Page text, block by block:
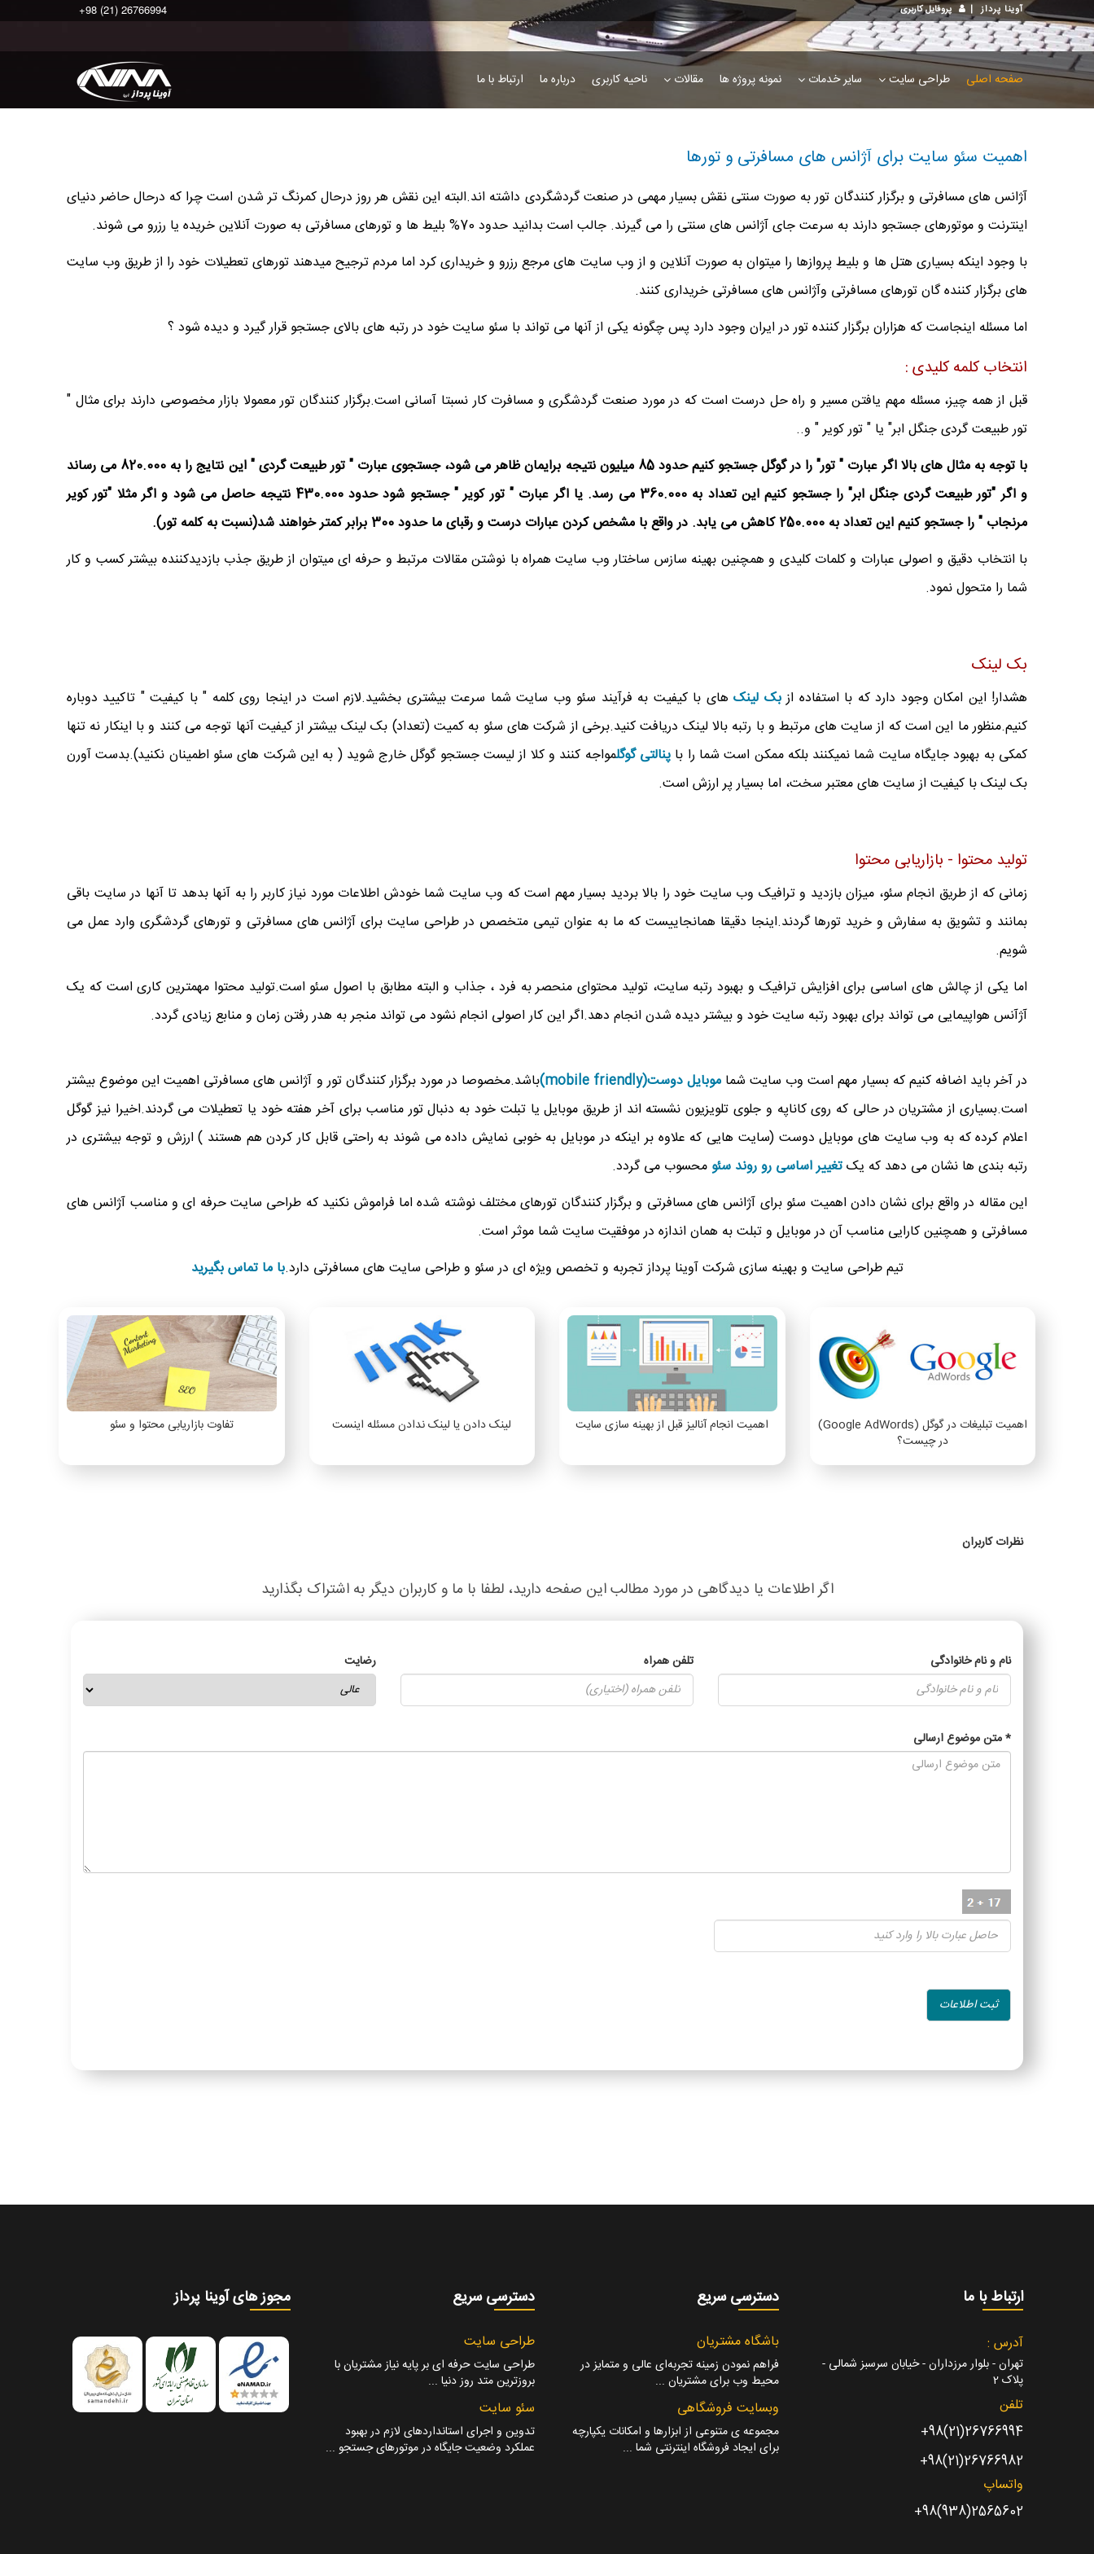
+98 (21) 26766994 آوینا پرداز | پروفایل کاربری
ارتباط با ما درباره ما ناحیه کاربری مقالات نمونه پروژه ها سایر خدمات طراحی سایت صفحه اصلی
اهمیت سئو سایت برای آژانس های مسافرتی و تورها
آژانس های مسافرتی و برگزار کنندگان تور به صورت سنتی نقش بسیار مهمی در صنعت گردشگردی داشته اند.البته این نقش هر روز درحال کمرنگ تر شدن است چرا که درحال حاضر دنیای
اینترنت و موتورهای جستجو دارند به سرعت جای آژانس های سنتی را می گیرند. جالب است بدانید حدود 70% بلیط ها و تورهای مسافرتی به صورت آنلاین خریده یا رزرو می شوند.
با وجود اینکه بسیاری هتل ها و بلیط پروازها را میتوان به صورت آنلاین و از وب سایت های مرجع رزرو و خریداری کرد اما مردم ترجیح میدهند تورهای تعطیلات خود را از طریق وب سایت
های برگزار کننده گان تورهای مسافرتی وآژانس های مسافرتی خریداری کنند.
اما مسئله اینجاست که هزاران برگزار کننده تور در ایران وجود دارد پس چگونه یکی از آنها می تواند با سئو سایت خود در رتبه های بالای جستجو قرار گیرد و دیده شود ؟
انتخاب کلمه کلیدی :
قبل از همه چیز، مسئله مهم یافتن مسیر و راه حل درست است که در مورد صنعت گردشگری و مسافرت کار نسبتا آسانی است.برگزار کنندگان تور معمولا بازار مخصوصی دارند برای مثال "
تور طبیعت گردی جنگل ابر" یا " تور کویر " و..
با توجه به مثال های بالا اگر عبارت " تور" را در گوگل جستجو کنیم حدود 85 میلیون نتیجه برایمان ظاهر می شود، جستجوی عبارت " تور طبیعت گردی " این نتایج را به 820.000 می رساند
و اگر "تور طبیعت گردی جنگل ابر" را جستجو کنیم این تعداد به 360.000 می رسد. یا اگر عبارت " تور کویر " جستجو شود حدود 430.000 نتیجه حاصل می شود و اگر مثلا "تور کویر
مرنجاب " را جستجو کنیم این تعداد به 250.000 کاهش می یابد. در واقع با مشخص کردن عبارات درست و رقبای ما حدود 300 برابر کمتر خواهند شد(نسبت به کلمه تور).
با انتخاب دقیق و اصولی عبارات و کلمات کلیدی و همچنین بهینه سازس ساختار وب سایت همراه با نوشتن مقالات مرتبط و حرفه ای میتوان از طریق جذب بازدیدکننده بیشتر کسب و کار
شما را متحول نمود.
بک لینک
هشدار! این امکان وجود دارد که با استفاده ازبک لینکهای با کیفیت به فرآیند سئو وب سایت شما سرعت بیشتری بخشید.لازم است در اینجا روی کلمه " با کیفیت " تاکیید دوباره
کنیم.منظور ما این است که از سایت های مرتبط و با رتبه بالا لینک دریافت کنید.برخی از شرکت های سئو به کمیت (تعداد) بک لینک بیشتر از کیفیت آنها توجه می کنند و با اینکار نه تنها
کمکی به بهبود جایگاه سایت شما نمیکنند بلکه ممکن است شما را باپنالتی گوگلمواجه کنند و کلا از لیست جستجو گوگل خارج شوید ( به این شرکت های سئو اطمینان نکنید).بدست آورن
بک لینک با کیفیت از سایت های معتبر سخت، اما بسیار پر ارزش است.
تولید محتوا - بازاریابی محتوا
زمانی که از طریق انجام سئو، میزان بازدید و ترافیک وب سایت خود را بالا بردید بسیار مهم است که وب سایت شما خودش اطلاعات مورد نیاز کاربر را به آنها بدهد تا آنها در سایت باقی
بمانند و تشویق به سفارش و خرید تورها گردند.اینجا دقیقا همانجاییست که ما به عنوان تیمی متخصص در طراحی سایت برای آژانس های مسافرتی و تورهای گردشگری وارد عمل می
شویم.
اما یکی از چالش های اساسی برای افزایش ترافیک و بهبود رتبه سایت، تولید محتوای منحصر به فرد ، جذاب و البته مطابق با اصول سئو است.تولید محتوا مهمترین کاری است که یک
آژآنس هواپیمایی می تواند برای بهبود رتبه سایت خود و بیشتر دیده شدن انجام دهد.اگر این کار اصولی انجام نشود می تواند منجر به هدر رفتن زمان و منابع زیادی گردد.
در آخر باید اضافه کنیم که بسیار مهم است وب سایت شما موبایل دوست(mobile friendly)
باشد.مخصوصا در مورد برگزار کنندگان تور و آژانس های مسافرتی اهمیت این موضوع بیشتر
است.بسیاری از مشتریان در حالی که روی کاناپه و جلوی تلویزیون نشسته اند از طریق موبایل یا تبلت خود به دنبال تور مناسب برای آخر هفته خود یا تعطیلات می گردند.اخیرا نیز گوگل
اعلام کرده که به وب سایت های موبایل دوست (سایت هایی که علاوه بر اینکه در موبایل به خوبی نمایش داده می شوند به راحتی قابل کار کردن هم هستند ) ارزش و توجه بیشتری در
رتبه بندی ها نشان می دهد که یکتغییر اساسی رو روند سئومحسوب می گردد.
این مقاله در واقع برای نشان دادن اهمیت سئو برای آژانس های مسافرتی و برگزار کنندگان تورهای مختلف نوشته شده اما فراموش نکنید که طراحی سایت حرفه ای و مناسب آژانس های
مسافرتی و همچنین کارایی مناسب آن در موبایل و تبلت به همان اندازه در موفقیت سایت شما موثر است.
تیم طراحی سایت و بهینه سازی شرکت آوینا پرداز تجربه و تخصص ویژه ای در سئو و طراحی سایت های مسافرتی دارد.با ما تماس بگیرید
تفاوت بازاریابی محتوا و سئو لینک دادن یا لینک ندادن مسئله اینست اهمیت انجام آنالیز قبل از بهینه سازی سایت
اهمیت تبلیغات در گوگل (Google AdWords)
در چیست؟
نظرات کاربران
اگر اطلاعات یا دیدگاهی در مورد مطالب این صفحه دارید، لطفا با ما و کاربران دیگر به اشتراک بگذارید
رضایت تلفن همراه نام و نام خانوادگی
*متن موضوع ارسالی
مجوز های آوینا پرداز دسترسی سریع
طراحی سایت
طراحی سایت حرفه ای بر پایه نیاز مشتریان با
بروزترین متد روز دنیا ...
سئو سایت
تدوین و اجرای استانداردهای لازم در بهبود
عملکرد وضعیت جایگاه در موتورهای جستجو ...
دسترسی سریع
باشگاه مشتریان
فراهم نمودن زمینه تجربه‌ای عالی و متمایز در
محیط وب برای مشتریان ...
وبسایت فروشگاهی
مجموعه ی متنوعی از ابزارها و امکانات یکپارچه
برای ایجاد فروشگاه اینترنتی شما ...
ارتباط با ما
آدرس :
تهران - بلوار مرزداران - خیابان سرسبز شمالی -
پلاک 2
تلفن
26766994(21)98+
26766982(21)98+
واتساپ
2565602(938)98+